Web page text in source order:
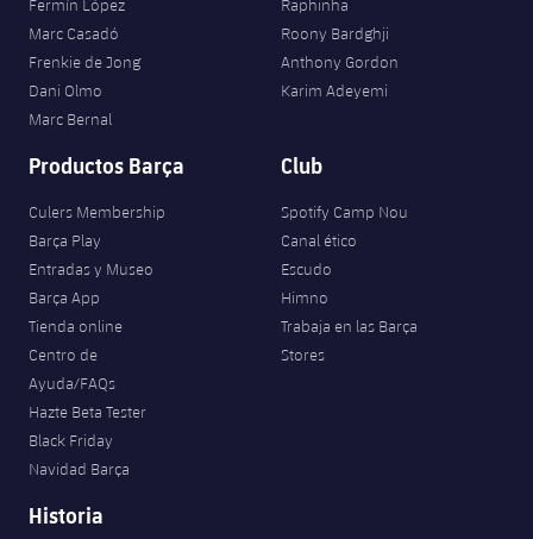
Fermín López
Marc Casadó
Frenkie de Jong
Dani Olmo
Marc Bernal
Raphinha
Roony Bardghji
Anthony Gordon
Karim Adeyemi
Productos Barça
Culers Membership
Barça Play
Entradas y Museo
Barça App
Tienda online
Centro de
Ayuda/FAQs
Hazte Beta Tester
Black Friday
Navidad Barça
Club
Spotify Camp Nou
Canal ético
Escudo
Himno
Trabaja en las Barça
Stores
Historia